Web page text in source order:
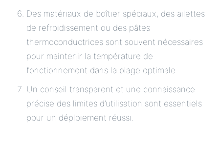
Des matériaux de boîtier spéciaux, des ailettes
de refroidissement ou des pâtes
thermoconductrices sont souvent nécessaires
pour maintenir la température de
fonctionnement dans la plage optimale.
Un conseil transparent et une connaissance
précise des limites d’utilisation sont essentiels
pour un déploiement réussi.